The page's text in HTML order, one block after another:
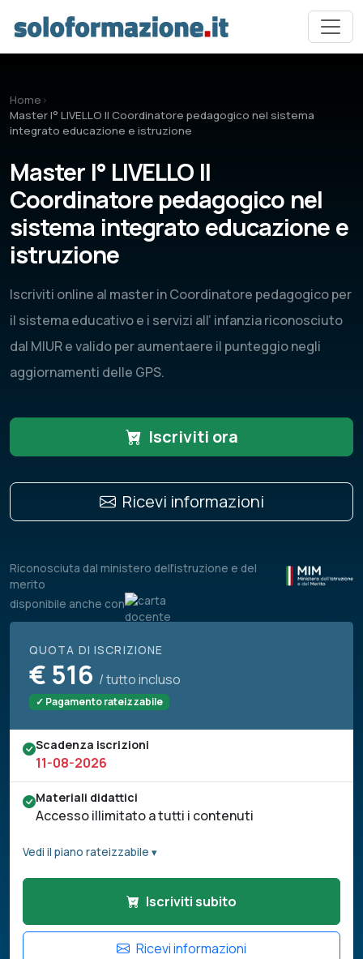
Home ›
Master I° LIVELLO Il Coordinatore pedagogico nel sistema
integrato educazione e istruzione
Master I° LIVELLO Il
Coordinatore pedagogico nel
sistema integrato educazione e
istruzione
Iscriviti online al master in Coordinatore pedagogico per
il sistema educativo e i servizi all’ infanzia riconosciuto
dal MIUR e valido per aumentaere il punteggio negli
aggiornamenti delle GPS.
Iscriviti ora
Ricevi informazioni
Riconosciuta dal ministero dell'istruzione e del
merito
disponibile anche con
QUOTA DI ISCRIZIONE
€ 516 / tutto incluso
✓ Pagamento rateizzabile
Scadenza iscrizioni
11-08-2026
Materiali didattici
Accesso illimitato a tutti i contenuti
Vedi il piano rateizzabile ▾
Iscriviti subito
Ricevi informazioni